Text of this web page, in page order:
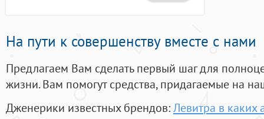
На пути к совершенству вместе с нами
Предлагаем Вам сделать первый шаг для
жизни. Вам помогут средства, придагаемые на
Дженерики известных брендов:Левитра в каких